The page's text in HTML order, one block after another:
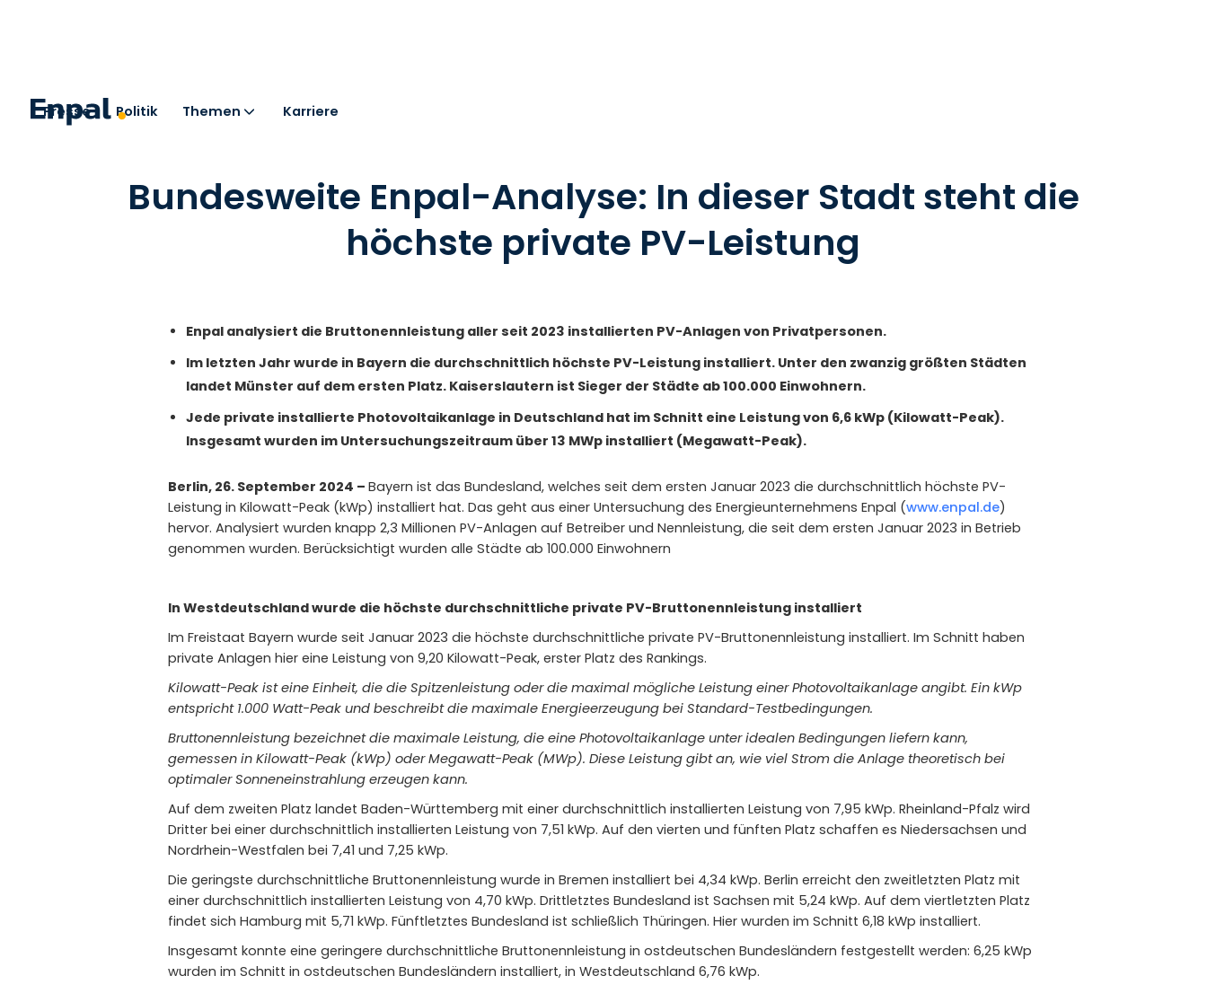
Presse Politik Themen Karriere
Bundesweite Enpal-Analyse: In dieser Stadt steht die
höchste private PV-Leistung
Enpal analysiert die Bruttonennleistung aller seit 2023 installierten PV-Anlagen von Privatpersonen.
Im letzten Jahr wurde in Bayern die durchschnittlich höchste PV-Leistung installiert. Unter den zwanzig größten Städten
landet Münster auf dem ersten Platz. Kaiserslautern ist Sieger der Städte ab 100.000 Einwohnern.
Jede private installierte Photovoltaikanlage in Deutschland hat im Schnitt eine Leistung von 6,6 kWp (Kilowatt-Peak).
Insgesamt wurden im Untersuchungszeitraum über 13 MWp installiert (Megawatt-Peak).
Berlin, 26. September 2024 – Bayern ist das Bundesland, welches seit dem ersten Januar 2023 die durchschnittlich höchste PV-
Leistung in Kilowatt-Peak (kWp) installiert hat. Das geht aus einer Untersuchung des Energieunternehmens Enpal (www.enpal.de)
hervor. Analysiert wurden knapp 2,3 Millionen PV-Anlagen auf Betreiber und Nennleistung, die seit dem ersten Januar 2023 in Betrieb
genommen wurden. Berücksichtigt wurden alle Städte ab 100.000 Einwohnern
In Westdeutschland wurde die höchste durchschnittliche private PV-Bruttonennleistung installiert
Im Freistaat Bayern wurde seit Januar 2023 die höchste durchschnittliche private PV-Bruttonennleistung installiert. Im Schnitt haben
private Anlagen hier eine Leistung von 9,20 Kilowatt-Peak, erster Platz des Rankings.
Kilowatt-Peak ist eine Einheit, die die Spitzenleistung oder die maximal mögliche Leistung einer Photovoltaikanlage angibt. Ein kWp
entspricht 1.000 Watt-Peak und beschreibt die maximale Energieerzeugung bei Standard-Testbedingungen.
Bruttonennleistung bezeichnet die maximale Leistung, die eine Photovoltaikanlage unter idealen Bedingungen liefern kann,
gemessen in Kilowatt-Peak (kWp) oder Megawatt-Peak (MWp). Diese Leistung gibt an, wie viel Strom die Anlage theoretisch bei
optimaler Sonneneinstrahlung erzeugen kann.
Auf dem zweiten Platz landet Baden-Württemberg mit einer durchschnittlich installierten Leistung von 7,95 kWp. Rheinland-Pfalz wird
Dritter bei einer durchschnittlich installierten Leistung von 7,51 kWp. Auf den vierten und fünften Platz schaffen es Niedersachsen und
Nordrhein-Westfalen bei 7,41 und 7,25 kWp.
Die geringste durchschnittliche Bruttonennleistung wurde in Bremen installiert bei 4,34 kWp. Berlin erreicht den zweitletzten Platz mit
einer durchschnittlich installierten Leistung von 4,70 kWp. Drittletztes Bundesland ist Sachsen mit 5,24 kWp. Auf dem viertletzten Platz
findet sich Hamburg mit 5,71 kWp. Fünftletztes Bundesland ist schließlich Thüringen. Hier wurden im Schnitt 6,18 kWp installiert.
Insgesamt konnte eine geringere durchschnittliche Bruttonennleistung in ostdeutschen Bundesländern festgestellt werden: 6,25 kWp
wurden im Schnitt in ostdeutschen Bundesländern installiert, in Westdeutschland 6,76 kWp.